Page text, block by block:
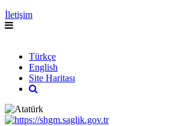
İletişim
Türkçe
English
Site Haritası